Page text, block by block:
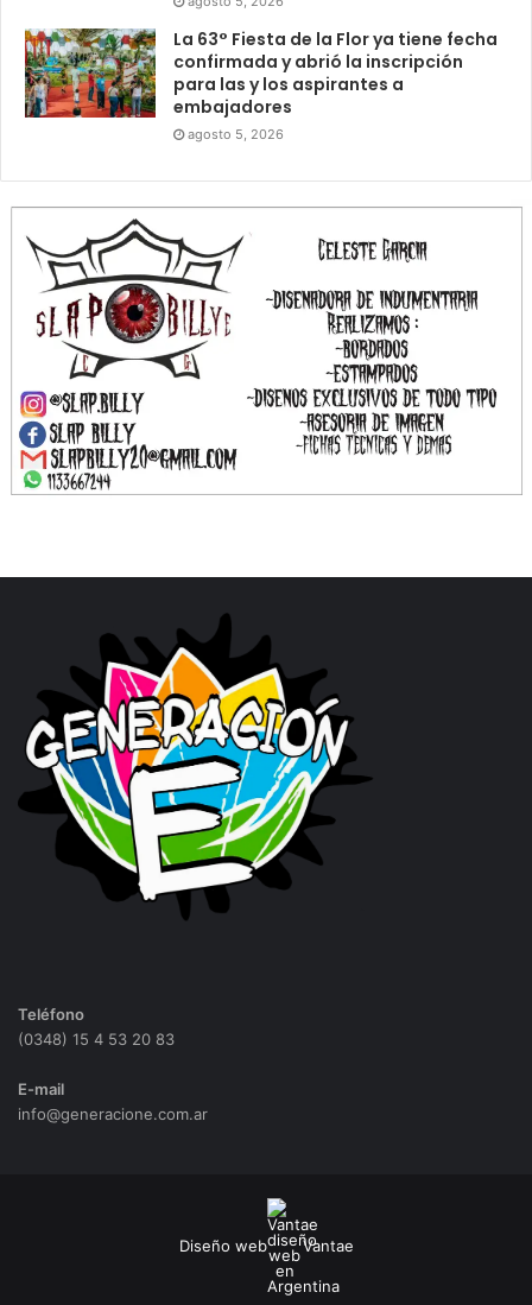
La 63° Fiesta de la Flor ya tiene fecha
confirmada y abrió la inscripción
para las y los aspirantes a
embajadores
agosto 5, 2026
Teléfono
(0348) 15 4 53 20 83
E-mail
info@generacione.com.ar
Diseño web Vantae